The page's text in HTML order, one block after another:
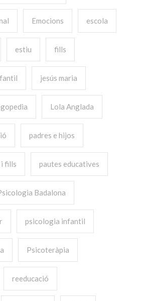
Emocions escola
estiu fills
jesús maria
Lola Anglada
padres e hijos
fills pautes educatives
Badalona
psicologia infantil
Psicoteràpia
reeducació